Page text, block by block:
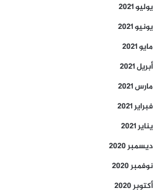
يوليو 2021
يونيو 2021
مايو 2021
أبريل 2021
مارس 2021
فبراير 2021
يناير 2021
ديسمبر 2020
نوفمبر 2020
أكتوبر 2020